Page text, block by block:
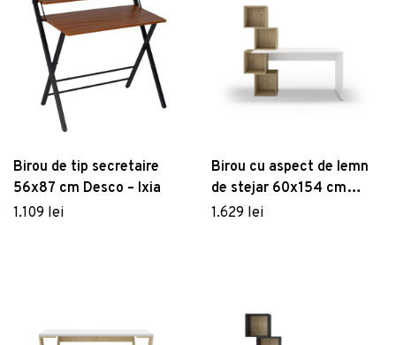
Birou de tip secretaire
56x87 cm Desco – Ixia
1.109 lei
Birou cu aspect de lemn
de stejar 60x154 cm
Cubik – Marckeric
1.629 lei